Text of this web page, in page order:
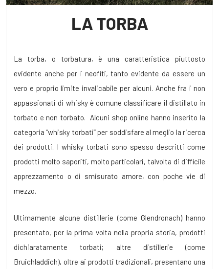
LA TORBA
La torba, o torbatura, è una caratteristica piuttosto
evidente anche per i neofiti, tanto evidente da essere un
vero e proprio limite invalicabile per alcuni. Anche fra i non
appassionati di whisky è comune classificare il distillato in
torbato e non torbato. Alcuni shop online hanno inserito la
categoria “whisky torbati” per soddisfare al meglio la ricerca
dei prodotti. I whisky torbati sono spesso descritti come
prodotti molto saporiti, molto particolari, talvolta di difficile
apprezzamento o di smisurato amore, con poche vie di
mezzo.
Ultimamente alcune distillerie (come Glendronach) hanno
presentato, per la prima volta nella propria storia, prodotti
dichiaratamente torbati; altre distillerie (come
Bruichladdich), oltre ai prodotti tradizionali, presentano una